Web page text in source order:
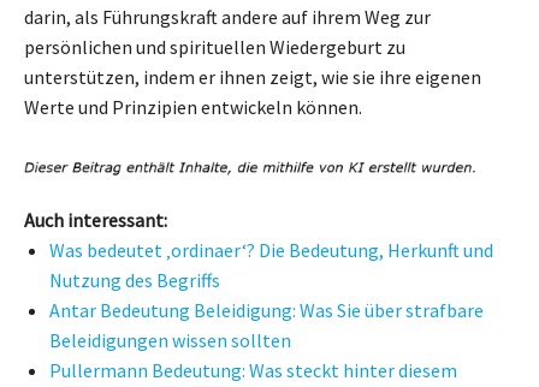
darin, als Führungskraft andere auf ihrem Weg zur
persönlichen und spirituellen Wiedergeburt zu
unterstützen, indem er ihnen zeigt, wie sie ihre eigenen
Werte und Prinzipien entwickeln können.
Auch interessant:
Was bedeutet ‚ordinaer‘? Die Bedeutung, Herkunft und
Nutzung des Begriffs
Antar Bedeutung Beleidigung: Was Sie über strafbare
Beleidigungen wissen sollten
Pullermann Bedeutung: Was steckt hinter diesem